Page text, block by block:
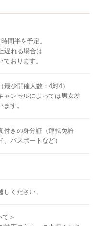
間半を予定。
遅れる場合は
おります。
少開催人数：4対4）
ャンセルによっては男女差
す。
付きの身分証（運転免許
パスポートなど）
ください。
て＞